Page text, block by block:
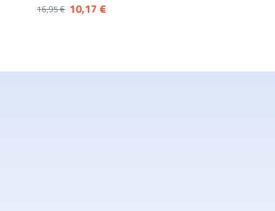
10,17 €
16,95 €